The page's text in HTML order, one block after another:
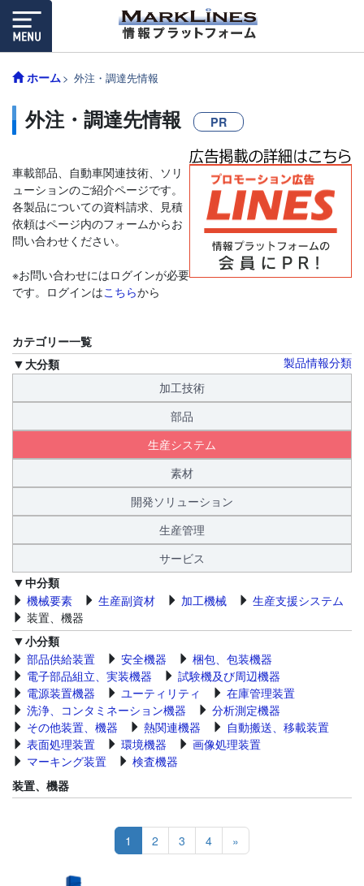
ホーム 外注・調達先情報
外注・調達先情報 PR
車載部品、自動車関連技術、ソリ
ューションのご紹介ページです。
各製品についての資料請求、見積
依頼はページ内のフォームからお
問い合わせください。
※お問い合わせにはログインが必要
です。ログインはこちらから
カテゴリー一覧
製品情報分類
大分類
加工技術
部品
生産システム
素材
開発ソリューション
生産管理
サービス
中分類
機械要素
生産副資材 加工機械
生産支援システム
装置、機器
小分類
部品供給装置
安全機器
梱包、包装機器
電子部品組立、実装機器
試験機及び周辺機器
電源装置機器
ユーティリティ
在庫管理装置
洗浄、コンタミネーション機器
分析測定機器
その他装置、機器
熱関連機器
自動搬送、移載装置
表面処理装置
環境機器
画像処理装置
マーキング装置
検査機器
装置、機器
1 2 3 4 »